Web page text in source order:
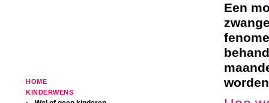
HOME
KINDERWENS
Een